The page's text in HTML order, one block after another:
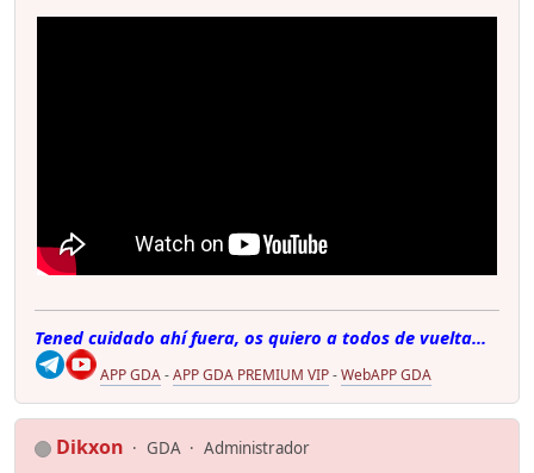
Tened cuidado ahí fuera, os quiero a todos de vuelta...
APP GDA-APP GDA PREMIUM VIP-WebAPP GDA
Dikxon GDA
Administrador